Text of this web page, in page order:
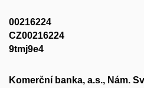
00216224
CZ00216224
9tmj9e4
Komerční banka, a.s., Nám.